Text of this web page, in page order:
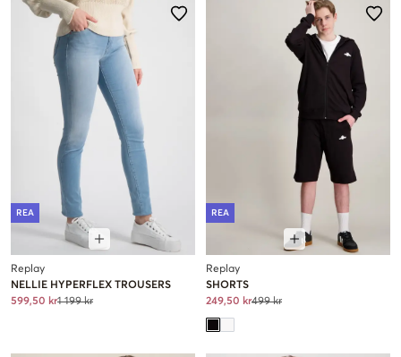
REA
Replay
NELLIE HYPERFLEX TROUSERS
599,50 kr1 199 kr
REA
Replay
SHORTS
249,50 kr499 kr